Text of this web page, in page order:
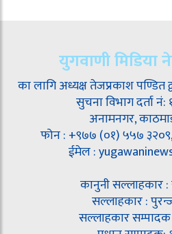
युगवाणी मिडिया
का लागि अध्यक्ष तेजप्रकाश पण्डित
सुचना विभाग दर्ता
अनामनगर,
फोन : +९७७ (०१) ५५७
ईमेल :
कानुनी सल्लाहकार
सल्लाहकार :
सल्लाहकार